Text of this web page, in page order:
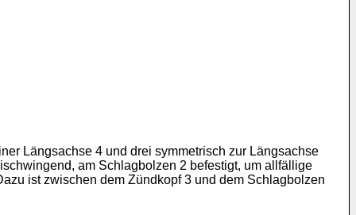
Längsachse 4 und drei symmetrisch zur Längsachse
am Schlagbolzen 2 befestigt, um allfällige
ist zwischen dem Zündkopf 3 und dem Schlagbolzen